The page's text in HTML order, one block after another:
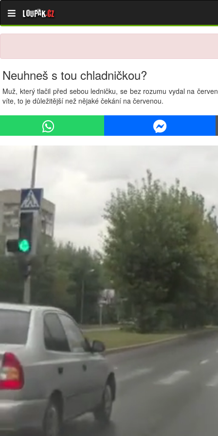
Loupak.cz
Neuhneš s tou chladničkou?
Muž, který tlačil před sebou ledničku, se bez rozumu vydal na
víte, to je důležitější než nějaké čekání na červenou.